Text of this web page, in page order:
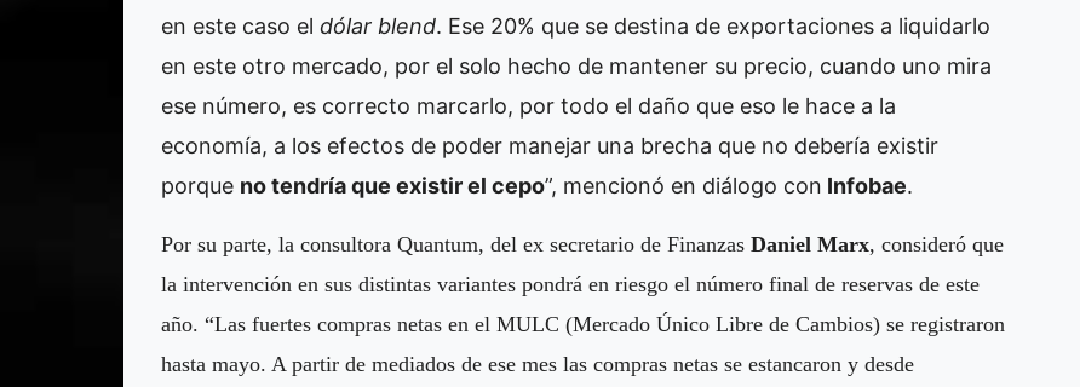
en este caso el dólar blend. Ese 20% que se destina de exportaciones a liquidarlo
en este otro mercado, por el solo hecho de mantener su precio, cuando uno mira
ese número, es correcto marcarlo, por todo el daño que eso le hace a la
economía, a los efectos de poder manejar una brecha que no debería existir
porque no tendría que existir el cepo”, mencionó en diálogo con Infobae.
Por su parte, la consultora Quantum, del ex secretario de Finanzas Daniel Marx, consideró que
la intervención en sus distintas variantes pondrá en riesgo el número final de reservas de este
año. “Las fuertes compras netas en el MULC (Mercado Único Libre de Cambios) se registraron
hasta mayo. A partir de mediados de ese mes las compras netas se estancaron y desde